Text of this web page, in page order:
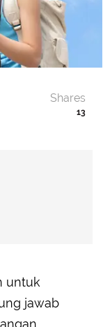
13
Shares
untuk
jawab